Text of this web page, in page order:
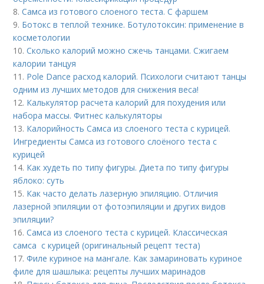
8.Самса из готового слоеного теста. С фаршем
9. Ботокс в теплой технике. Ботулотоксин: применение в
косметологии
10.Сколько калорий можно сжечь танцами. Сжигаем
калории танцуя
11. Pole Dance расход калорий. Психологи считают танцы
одним из лучших методов для снижения веса!
12. Калькулятор расчета калорий для похудения или
набора массы. Фитнес калькуляторы
13. Калорийность Самса из слоеного теста с курицей.
Ингредиенты Самса из готового слоёного теста с
курицей
14. Как худеть по типу фигуры. Диета по типу фигуры
яблоко: суть
15. Как часто делать лазерную эпиляцию. Отличия
лазерной эпиляции от фотоэпиляции и других видов
эпиляции?
16.Самса из слоеного теста с курицей. Классическая
самса с курицей (оригинальный рецепт теста)
17.Филе куриное на мангале. Как замариновать куриное
филе для шашлыка: рецепты лучших маринадов